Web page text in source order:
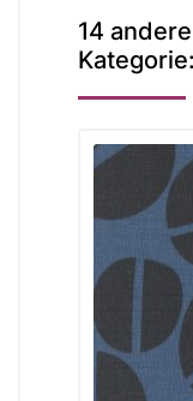
14
Kategorie: